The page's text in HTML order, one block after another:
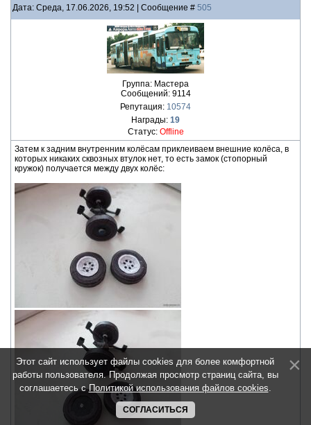
Дата: Среда, 17.06.2026, 19:52 | Сообщение # 505
Группа: Мастера
Сообщений: 9114
Репутация: 10574
Награды: 19
Статус: Offline
Затем к задним внутренним колёсам приклеиваем внешние колёса, в
которых никаких сквозных втулок нет, то есть замок (стопорный
кружок) получается между двух колёс:
Этот сайт использует файлы cookies для более комфортной
работы пользователя. Продолжая просмотр страниц сайта, вы
соглашаетесь сПолитикой использования файлов cookies.
СОГЛАСИТЬСЯ